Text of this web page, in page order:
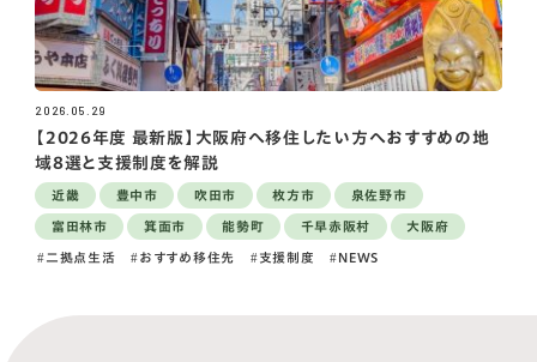
2026.05.29
【2026年度 最新版】大阪府へ移住したい方へおすすめの地
域8選と支援制度を解説
近畿 豊中市 吹田市 枚方市 泉佐野市
富田林市 箕面市 能勢町 千早赤阪村 大阪府
二拠点生活 おすすめ移住先 支援制度 NEWS